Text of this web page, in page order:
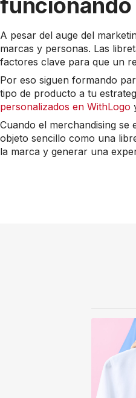
A pesar del auge del
marcas y personas. Las
factores clave para que un
Por eso siguen formando
tipo de producto a tu
personalizados en WithLogo
Cuando el merchandising
objeto sencillo como una
la marca y generar una